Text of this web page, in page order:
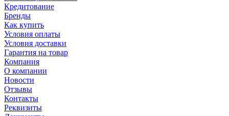
Кредитование
Бренды
Как купить
Условия оплаты
Условия доставки
Гарантия на товар
Компания
О компании
Новости
Отзывы
Контакты
Реквизиты